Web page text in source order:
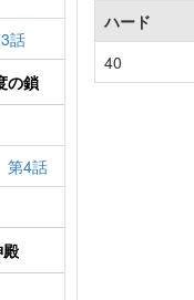
話
の鎖
第4話
ハード
40